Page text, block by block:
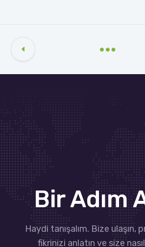
Bir Adım
Haydi tanışalım. Bize ulaşın,
fikrinizi anlatın ve size